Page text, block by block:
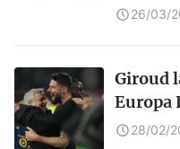
26/03/
Giroud
Europa
28/02/